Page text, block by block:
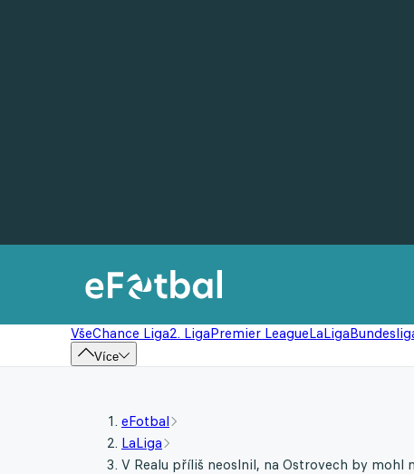
VšeChance Liga2. LigaPremier LeagueLaLiga
Více
eFotbal
LaLiga
V Realu příliš neoslnil, na Ostrovech by